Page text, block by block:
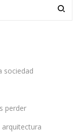
sociedad
perder
arquitectura